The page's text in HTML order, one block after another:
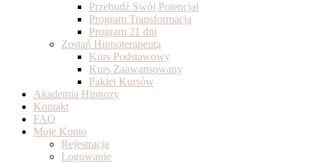
Przebudź Swój Potencjał
Program Transformacja
Program 21 dni
Zostań Hipnoterapeutą
Kurs Podstawowy
Kurs Zaawansowany
Pakiet Kursów
Akademia Hipnozy
Kontakt
FAQ
Moje Konto
Rejestracja
Logowanie